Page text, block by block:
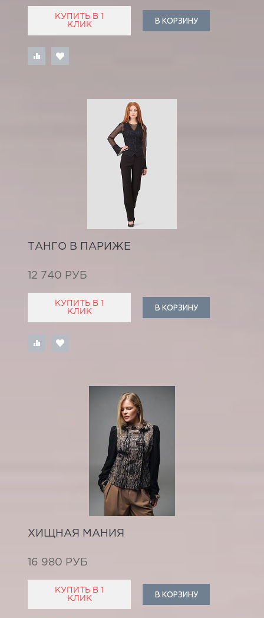
КУПИТЬ В 1
КЛИК
В КОРЗИНУ
ТАНГО В ПАРИЖЕ
12 740 РУБ
КУПИТЬ В 1
КЛИК
В КОРЗИНУ
ХИЩНАЯ МАНИЯ
16 980 РУБ
КУПИТЬ В 1
КЛИК
В КОРЗИНУ